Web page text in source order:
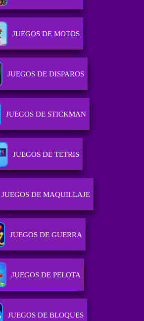
JUEGOS DE MOTOS
JUEGOS DE DISPAROS
JUEGOS DE STICKMAN
JUEGOS DE TETRIS
JUEGOS DE MAQUILLAJE
JUEGOS DE GUERRA
JUEGOS DE PELOTA
JUEGOS DE BLOQUES